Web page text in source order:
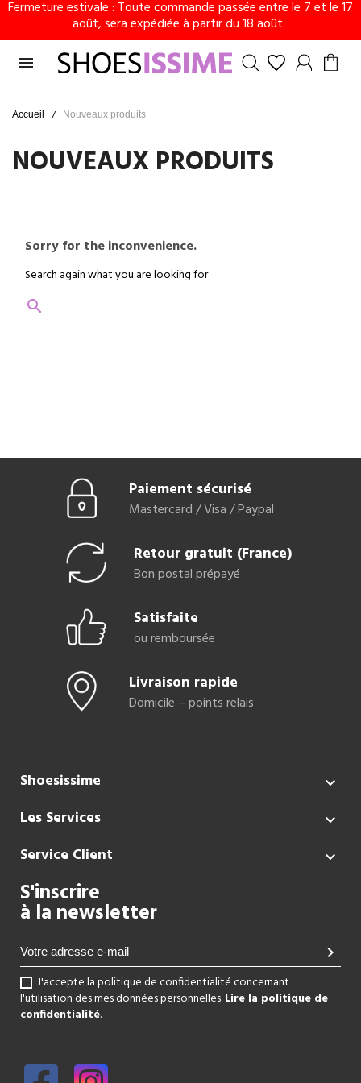
Fermeture estivale : Toute commande passée entre le 7 et le 17
août, sera expédiée à partir du 18 août.

Accueil Nouveaux produits
NOUVEAUX PRODUITS
Sorry for the inconvenience.
Search again what you are looking for
search
Paiement sécurisé
Mastercard / Visa / Paypal
Retour gratuit (France)
Bon postal prépayé
Satisfaite
ou remboursée
Livraison rapide
Domicile – points relais
Shoesissime 
Les Services 
Service Client 
S'inscrire
à la newsletter
chevron_right
J'accepte la politique de confidentialité concernant
l'utilisation des mes données personnelles.Lire la politique de
confidentialité.